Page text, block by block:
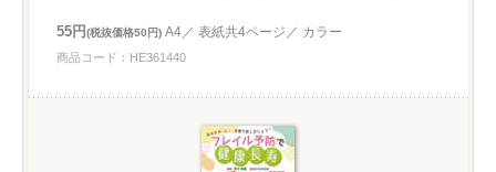
55円(税抜価格50円) A4／ 表紙共4ページ／ カラー
商品コード：HE361440